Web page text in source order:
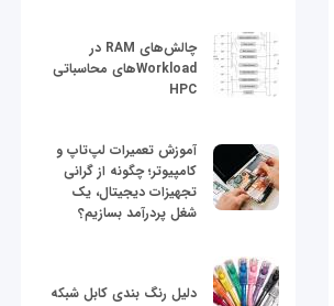
چالش‌های RAM در
Workloadهای محاسباتی
HPC
آموزش تعمیرات لپ‌تاپ و
کامپیوتر؛ چگونه از گرانی
تجهیزات دیجیتال، یک
شغل پردرآمد بسازیم؟
دلیل رنگ بندی کابل شبکه